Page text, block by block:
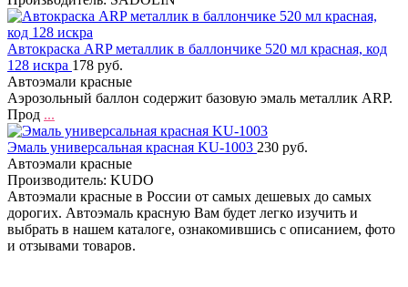
Автокраска ARP металлик в баллончике 520 мл красная, код
128 искра 178 руб.
Автоэмали красные
Аэрозольный баллон содержит базовую эмаль металлик ARP.
Прод ...
Эмаль универсальная красная KU-1003 230 руб.
Автоэмали красные
Производитель: KUDO
Автоэмали красные в России от самых дешевых до самых
дорогих. Автоэмаль красную Вам будет легко изучить и
выбрать в нашем каталоге, ознакомившись с описанием, фото
и отзывами товаров.